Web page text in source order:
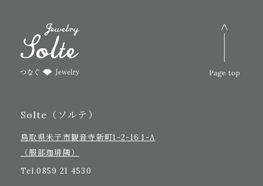
Solte（ソルテ）
鳥取県米子市観音寺新町1-2-16 1-A
（服部珈琲隣）
Tel.0859 21 4530